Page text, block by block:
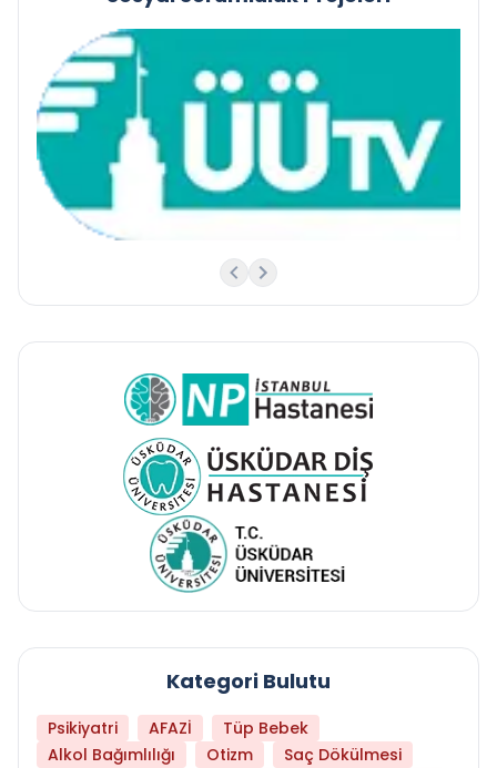
Kategori Bulutu
Psikiyatri AFAZİ
Tüp Bebek
Alkol Bağımlılığı
Otizm
Saç Dökülmesi